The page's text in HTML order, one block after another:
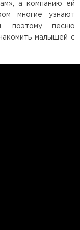
а компанию ей
многие узнают
поэтому песню
малышей с